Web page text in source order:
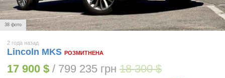
38 фото
2 года назад
Lincoln MKS РОЗМИТНЕНА
17 900 $ / 799 235 грн 18 300 $